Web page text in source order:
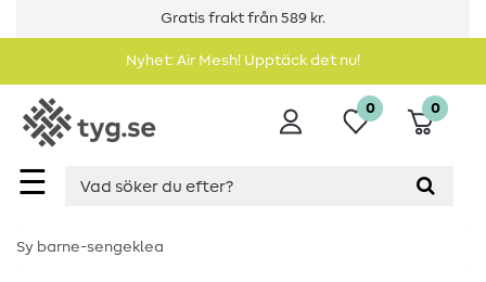
Gratis frakt från 589 kr.
Nyhet: Air Mesh! Upptäck det nu!
☰
0 0
Sy barne-sengeklea